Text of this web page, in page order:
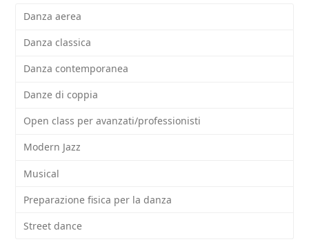
Danza aerea
Danza classica
Danza contemporanea
Danze di coppia
Open class per avanzati/professionisti
Modern Jazz
Musical
Preparazione fisica per la danza
Street dance